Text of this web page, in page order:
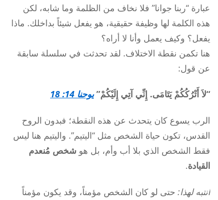
عبارة “ربنا جوانا” فلا نخاف من الظلمة وما شابه، لكن
هذه الكلمة لها وظيفة حقيقية، هو يفعل شيئاً بداخلك. ماذا
يفعل؟ وكيف يعمل وأنا لا أراه؟
هنا تكمن نقطة الاختلاف. لقد تحدثت في سلسلة سابقة
عن قول:
“لاَ أَتْرُكُكُمْ يَتَامَى. إِنِّي آتِي إِلَيْكُمْ”يوحنا 14: 18
الرب يسوع كان يتحدث عن هذه النقطة؛ فبدون الروح
القدس، تكون حياة الشخص مثل “اليتيم”. واليتيم هنا ليس
فقط الشخص الذي بلا أب وأم، بل هو شخص مُنعدم
القيادة.
انتبه لهذا: حتى لو كان الشخص مؤمناً، وقد يكون مؤمناً